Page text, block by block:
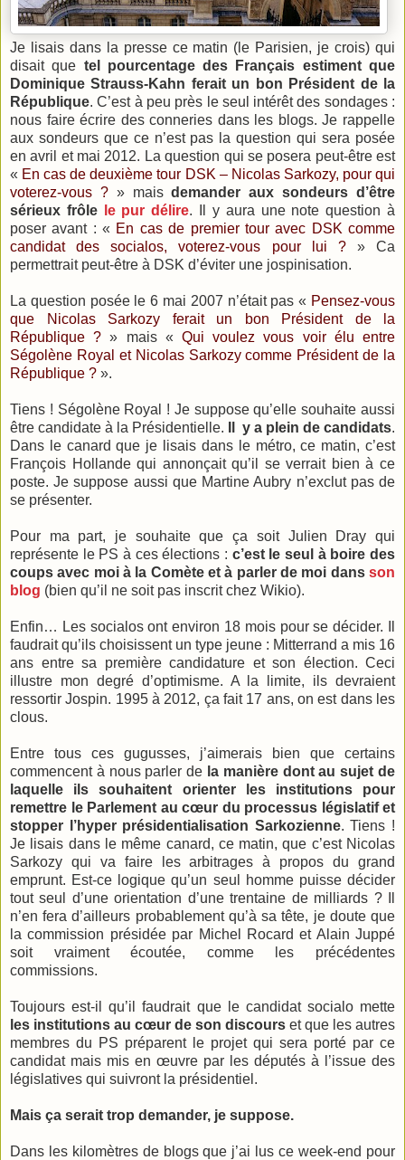
Je lisais dans la presse ce matin (le Parisien, je crois) qui
disait que tel pourcentage des Français estiment que
Dominique Strauss-Kahn ferait un bon Président de la
République. C’est à peu près le seul intérêt des sondages :
nous faire écrire des conneries dans les blogs. Je rappelle
aux sondeurs que ce n’est pas la question qui sera posée
en avril et mai 2012. La question qui se posera peut-être est
« En cas de deuxième tour DSK – Nicolas Sarkozy, pour qui
voterez-vous ?» maisdemander aux sondeurs d’être
sérieux frôle
le pur délire. Il y aura une note question à
poser avant : « En cas de premier tour avec DSK comme
candidat des socialos, voterez-vous pour lui ?» Ca
permettrait peut-être à DSK d’éviter une jospinisation.
La question posée le 6 mai 2007 n’était pas « Pensez-vous
que Nicolas Sarkozy ferait un bon Président de la
République ?» mais «Qui voulez vous voir élu entre
Ségolène Royal et Nicolas Sarkozy comme Président de la
République ? ».
Tiens ! Ségolène Royal ! Je suppose qu’elle souhaite aussi
être candidate à la Présidentielle.
Il y a plein de candidats.
Dans le canard que je lisais dans le métro, ce matin, c’est
François Hollande qui annonçait qu’il se verrait bien à ce
poste. Je suppose aussi que Martine Aubry n’exclut pas de
se présenter.
Pour ma part, je souhaite que ça soit Julien Dray qui
représente le PS à ces élections : c’est le seul à boire des
coups avec moi à la Comète et à parler de moi dans son
blog (bien qu’il ne soit pas inscrit chez Wikio).
Enfin… Les socialos ont environ 18 mois pour se décider. Il
faudrait qu’ils choisissent un type jeune : Mitterrand a mis 16
ans entre sa première candidature et son élection. Ceci
illustre mon degré d’optimisme. A la limite, ils devraient
ressortir Jospin. 1995 à 2012, ça fait 17 ans, on est dans les
clous.
Entre tous ces gugusses, j’aimerais bien que certains
commencent à nous parler de la manière dont au sujet de
laquelle ils souhaitent orienter les institutions pour
remettre le Parlement au cœur du processus législatif et
stopper l’hyper présidentialisation Sarkozienne. Tiens !
Je lisais dans le même canard, ce matin, que c’est Nicolas
Sarkozy qui va faire les arbitrages à propos du grand
emprunt. Est-ce logique qu’un seul homme puisse décider
tout seul d’une orientation d’une trentaine de milliards ? Il
n’en fera d’ailleurs probablement qu’à sa tête, je doute que
la commission présidée par Michel Rocard et Alain Juppé
soit vraiment écoutée, comme les précédentes
commissions.
Toujours est-il qu’il faudrait que le candidat socialo mette
les institutions au cœur de son discours et que les autres
membres du PS préparent le projet qui sera porté par ce
candidat mais mis en œuvre par les députés à l’issue des
législatives qui suivront la présidentiel.
Mais ça serait trop demander, je suppose.
Dans les kilomètres de blogs que j’ai lus ce week-end pour